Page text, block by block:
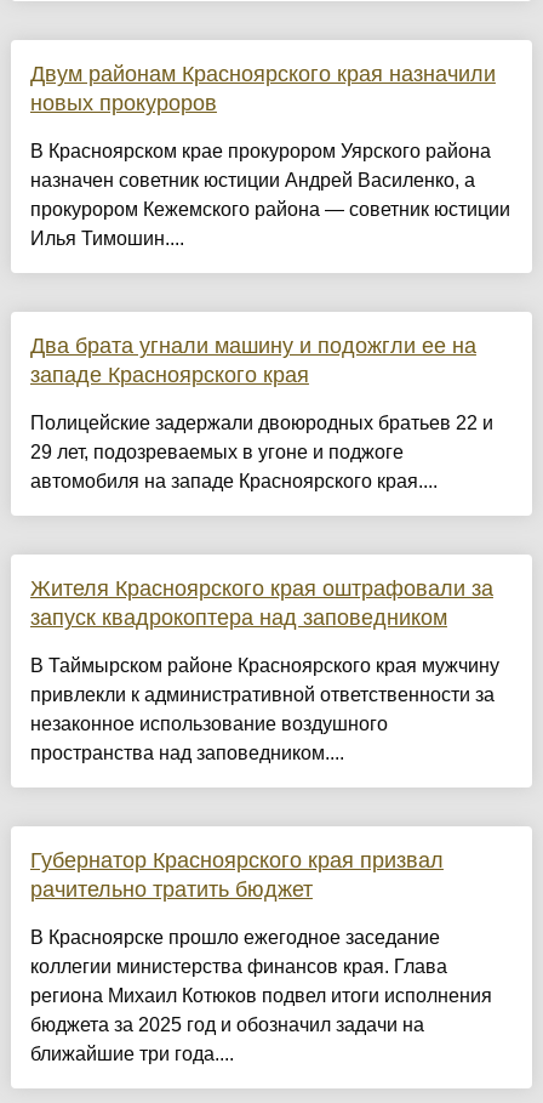
Двум районам Красноярского края назначили
новых прокуроров
В Красноярском крае прокурором Уярского района
назначен советник юстиции Андрей Василенко, а
прокурором Кежемского района — советник юстиции
Илья Тимошин....
Два брата угнали машину и подожгли ее на
западе Красноярского края
Полицейские задержали двоюродных братьев 22 и
29 лет, подозреваемых в угоне и поджоге
автомобиля на западе Красноярского края....
Жителя Красноярского края оштрафовали за
запуск квадрокоптера над заповедником
В Таймырском районе Красноярского края мужчину
привлекли к административной ответственности за
незаконное использование воздушного
пространства над заповедником....
Губернатор Красноярского края призвал
рачительно тратить бюджет
В Красноярске прошло ежегодное заседание
коллегии министерства финансов края. Глава
региона Михаил Котюков подвел итоги исполнения
бюджета за 2025 год и обозначил задачи на
ближайшие три года....